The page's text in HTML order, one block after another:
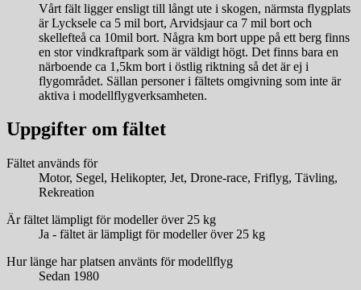
Vårt fält ligger ensligt till långt ute i skogen, närmsta flygplats
är Lycksele ca 5 mil bort, Arvidsjaur ca 7 mil bort och
skellefteå ca 10mil bort. Några km bort uppe på ett berg finns
en stor vindkraftpark som är väldigt högt. Det finns bara en
närboende ca 1,5km bort i östlig riktning så det är ej i
flygområdet. Sällan personer i fältets omgivning som inte är
aktiva i modellflygverksamheten.
Uppgifter om fältet
Fältet används för
Motor, Segel, Helikopter, Jet, Drone-race, Friflyg, Tävling,
Rekreation
Är fältet lämpligt för modeller över 25 kg
Ja - fältet är lämpligt för modeller över 25 kg
Hur länge har platsen använts för modellflyg
Sedan 1980